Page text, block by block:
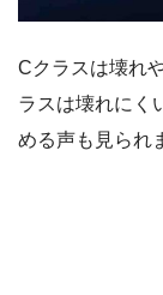
Cクラスは壊れ
ラスは壊れにく
める声も見られ